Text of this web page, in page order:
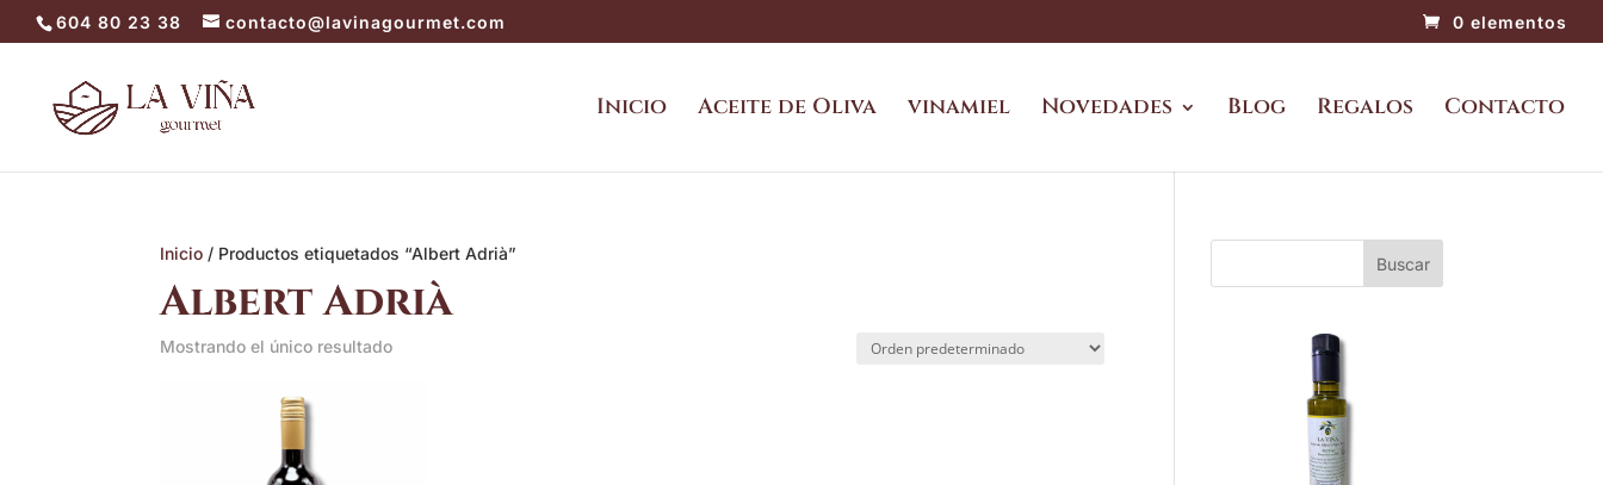
604 80 23 38 contacto@lavinagourmet.com 0 elementos
Inicio Aceite de Oliva vinamiel Novedades Blog Regalos Contacto
Inicio / Productos etiquetados “Albert Adrià”
Albert Adrià
Mostrando el único resultado
Buscar